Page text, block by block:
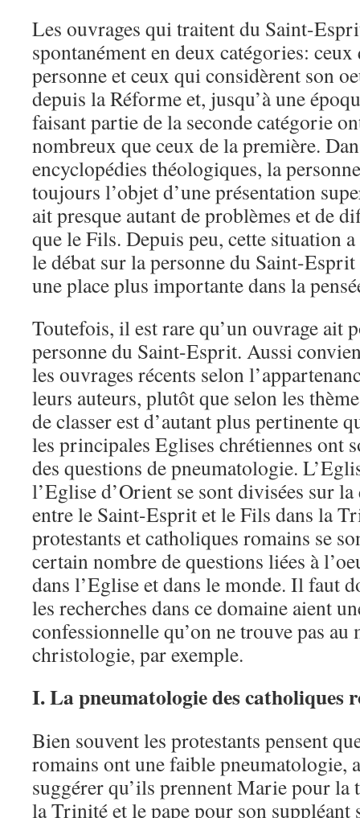
Les ouvrages qui traitent du Saint-
spontanément en deux catégories:
personne et ceux qui considèrent son
depuis la Réforme et, jusqu’à une
faisant partie de la seconde catégorie
nombreux que ceux de la première.
encyclopédies théologiques, la
toujours l’objet d’une présentation
ait presque autant de problèmes et de
que le Fils. Depuis peu, cette situation
le débat sur la personne du Saint-
une place plus importante dans la
Toutefois, il est rare qu’un ouvrage ait
personne du Saint-Esprit. Aussi
les ouvrages récents selon
leurs auteurs, plutôt que selon les
de classer est d’autant plus pertinente
les principales Eglises chrétiennes ont
des questions de pneumatologie.
l’Eglise d’Orient se sont divisées sur
entre le Saint-Esprit et le Fils dans la
protestants et catholiques romains se
certain nombre de questions liées à
dans l’Eglise et dans le monde. Il faut
les recherches dans ce domaine aient
confessionnelle qu’on ne trouve pas au
christologie, par exemple.
I. La pneumatologie des catholiques
Bien souvent les protestants pensent
romains ont une faible pneumatologie,
suggérer qu’ils prennent Marie pour la
la Trinité et le pape pour son